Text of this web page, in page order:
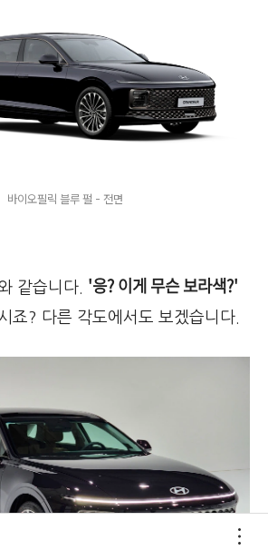
바이오필릭 블루 펄 - 전면
같습니다. '응? 이게 무슨 보라색?'
죠? 다른 각도에서도 보겠습니다.